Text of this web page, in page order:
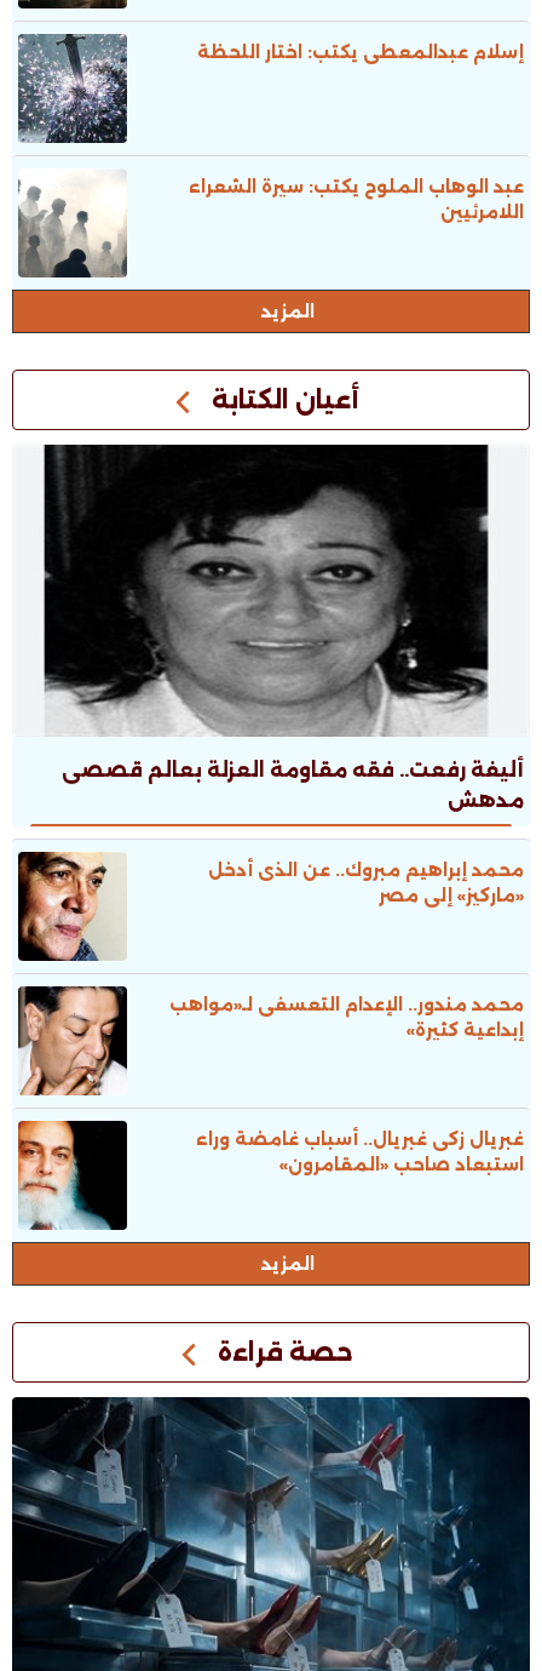
إسلام عبدالمعطى يكتب: اختار اللحظة
عبد الوهاب الملوح يكتب: سيرة الشعراء
اللامرئيين
المزيد
أعيان الكتابة
أليفة رفعت.. فقه مقاومة العزلة بعالم قصصى
مدهش
محمد إبراهيم مبروك.. عن الذى أدخل
«ماركيز» إلى مصر
محمد مندور.. الإعدام التعسفى لـ«مواهب
إبداعية كثيرة»
غبريال زكى غبريال.. أسباب غامضة وراء
استبعاد صاحب «المقامرون»
المزيد
حصة قراءة